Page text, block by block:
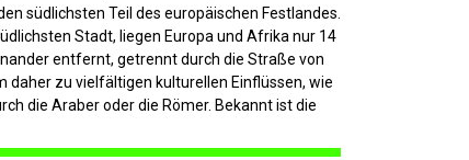
südlichsten Teil des europäischen Festlandes.
Stadt, liegen Europa und Afrika nur 14
entfernt, getrennt durch die Straße von
daher zu vielfältigen kulturellen Einflüssen, wie
die Araber oder die Römer. Bekannt ist die